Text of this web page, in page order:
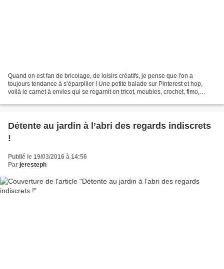
Quand on est fan de bricolage, de loisirs créatifs, je pense que l'on a
toujours tendance à s’éparpiller ! Une petite balade sur Pinterest et hop,
voilà le carnet à envies qui se regarnit en tricot, meubles, crochet, fimo,
Détente au jardin à l’abri des regards indiscrets
!
Publié le 19/03/2016 à 14:56
Par jeresteph